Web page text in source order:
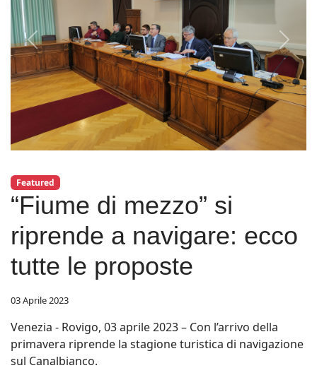
Previous Next
Featured
“Fiume di mezzo” si
riprende a navigare: ecco
tutte le proposte
03 Aprile 2023
Venezia - Rovigo, 03 aprile 2023 – Con l’arrivo della
primavera riprende la stagione turistica di navigazione
sul Canalbianco.